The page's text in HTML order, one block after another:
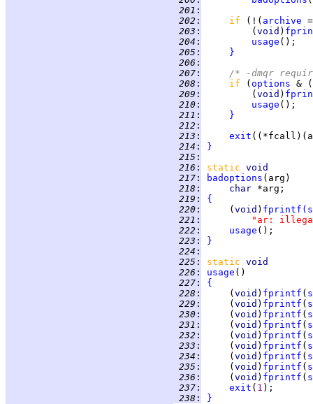
201 :
202 : if (!( archive
203 :
         (
void )
204 : usage
205 :
}
206 :
207 :
/* -dmqr
208 : if ( options & (
209 :
         (
void )
210 : usage
211 :
}
212 :
213 :
exit
214 :
}
215 :
216 : static void
217 : badoptions
218 : char
219 :
{
220 :
     (
void ) fprintf (
221 :
"ar:
222 : usage
223 :
}
224 :
225 : static void
226 : usage
227 :
{
228 :
     (
void ) fprintf (
229 :
     (
void ) fprintf (
230 :
     (
void ) fprintf (
231 :
     (
void ) fprintf (
232 :
     (
void ) fprintf (
233 :
     (
void ) fprintf (
234 :
     (
void ) fprintf (
235 :
     (
void ) fprintf (
236 :
     (
void ) fprintf (
237 : exit ( 1
238 : }